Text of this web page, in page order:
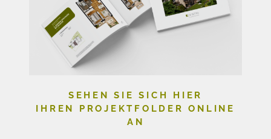
SEHEN SIE SICH HIER
IHREN PROJEKTFOLDER ONLINE
AN